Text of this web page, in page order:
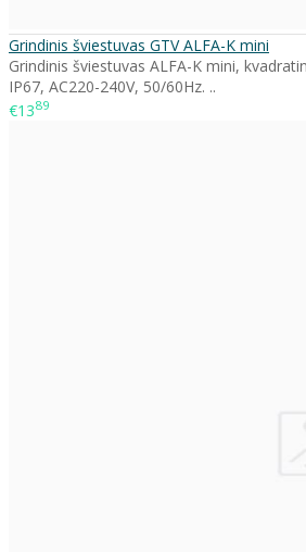
Grindinis šviestuvas GTV ALFA-K mini
Grindinis šviestuvas ALFA-K mini,
IP67, AC220-240V, 50/60Hz. ..
€1389